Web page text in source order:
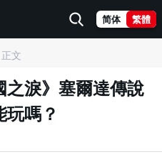
简体 繁體
正文
之淚》塞爾達傳說
嗎？